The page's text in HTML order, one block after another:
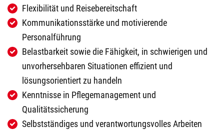
Flexibilität und Reisebereitschaft
Kommunikationsstärke und motivierende
Personalführung
Belastbarkeit sowie die Fähigkeit, in schwierigen und
unvorhersehbaren Situationen effizient und
lösungsorientiert zu handeln
Kenntnisse in Pflegemanagement und
Qualitätssicherung
Selbstständiges und verantwortungsvolles Arbeiten